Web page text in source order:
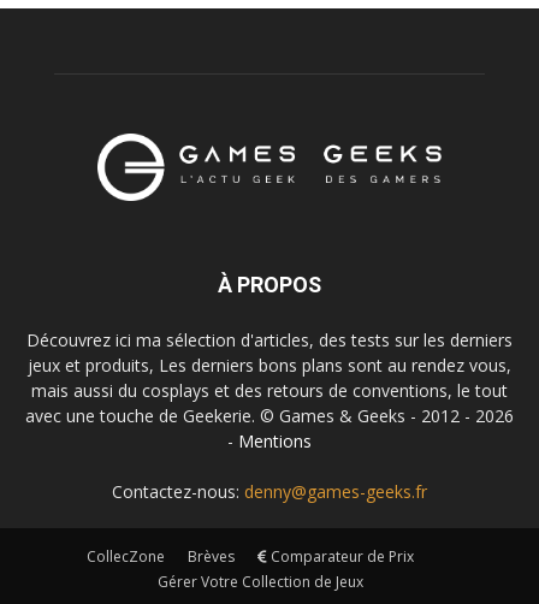
À PROPOS
Découvrez ici ma sélection d'articles, des tests sur les derniers
jeux et produits, Les derniers bons plans sont au rendez vous,
mais aussi du cosplays et des retours de conventions, le tout
avec une touche de Geekerie. © Games & Geeks - 2012 - 2026
- Mentions
Contactez-nous: denny@games-geeks.fr
CollecZone Brèves
Comparateur de Prix
Gérer Votre Collection de Jeux